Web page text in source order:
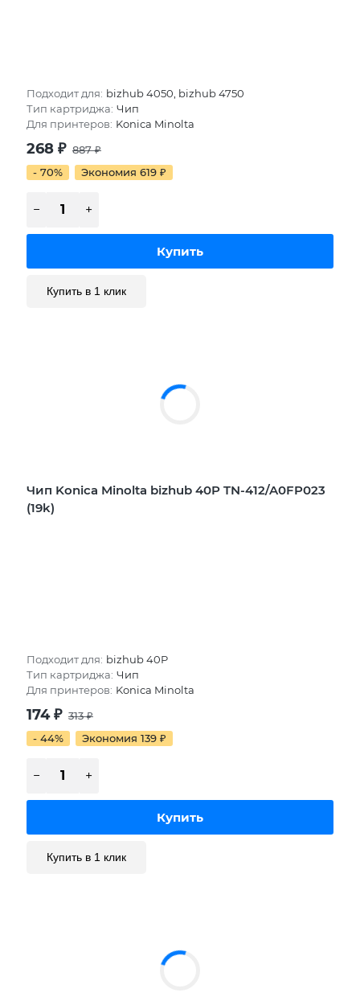
Подходит для: bizhub 4050, bizhub 4750
Тип картриджа: Чип
Для принтеров: Konica Minolta
268 ₽ 887₽
- 70%
Экономия 619 ₽
Купить в 1 клик
Чип Konica Minolta bizhub 40P TN-412/A0FP023
(19k)
Подходит для: bizhub 40P
Тип картриджа: Чип
Для принтеров: Konica Minolta
174₽ 313₽
- 44%
Экономия 139 ₽
Купить в 1 клик